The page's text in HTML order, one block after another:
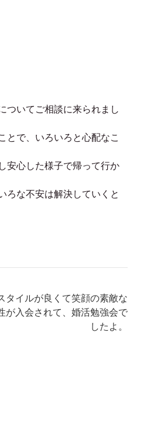
ついてご相談に来られまし
とで、いろいろと心配なこ
安心した様子で帰って行か
ろな不安は解決していくと
タイルが良くて笑顔の素敵な
が入会されて、婚活勉強会で
したよ。